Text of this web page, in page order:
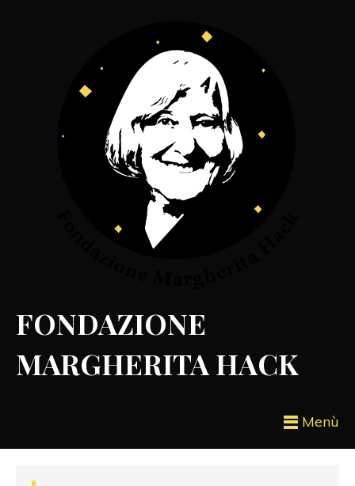
FONDAZIONE
MARGHERITA HACK
Menù